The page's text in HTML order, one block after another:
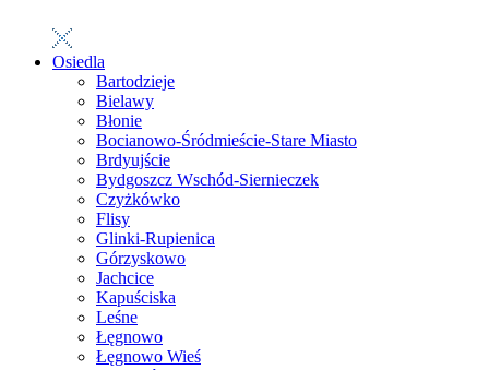
Osiedla
Bartodzieje
Bielawy
Błonie
Bocianowo-Śródmieście-Stare Miasto
Brdyujście
Bydgoszcz Wschód-Siernieczek
Czyżkówko
Flisy
Glinki-Rupienica
Górzyskowo
Jachcice
Kapuściska
Leśne
Łęgnowo
Łęgnowo Wieś